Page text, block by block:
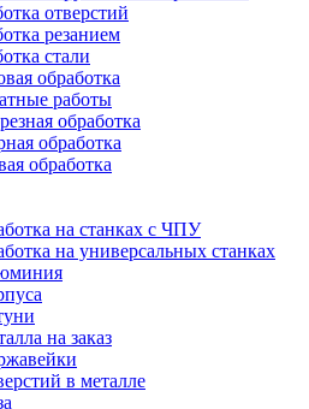
отверстий
резанием
стали
обработка
работы
обработка
обработка
обработка
на станках с ЧПУ
на универсальных станках
на заказ
в металле